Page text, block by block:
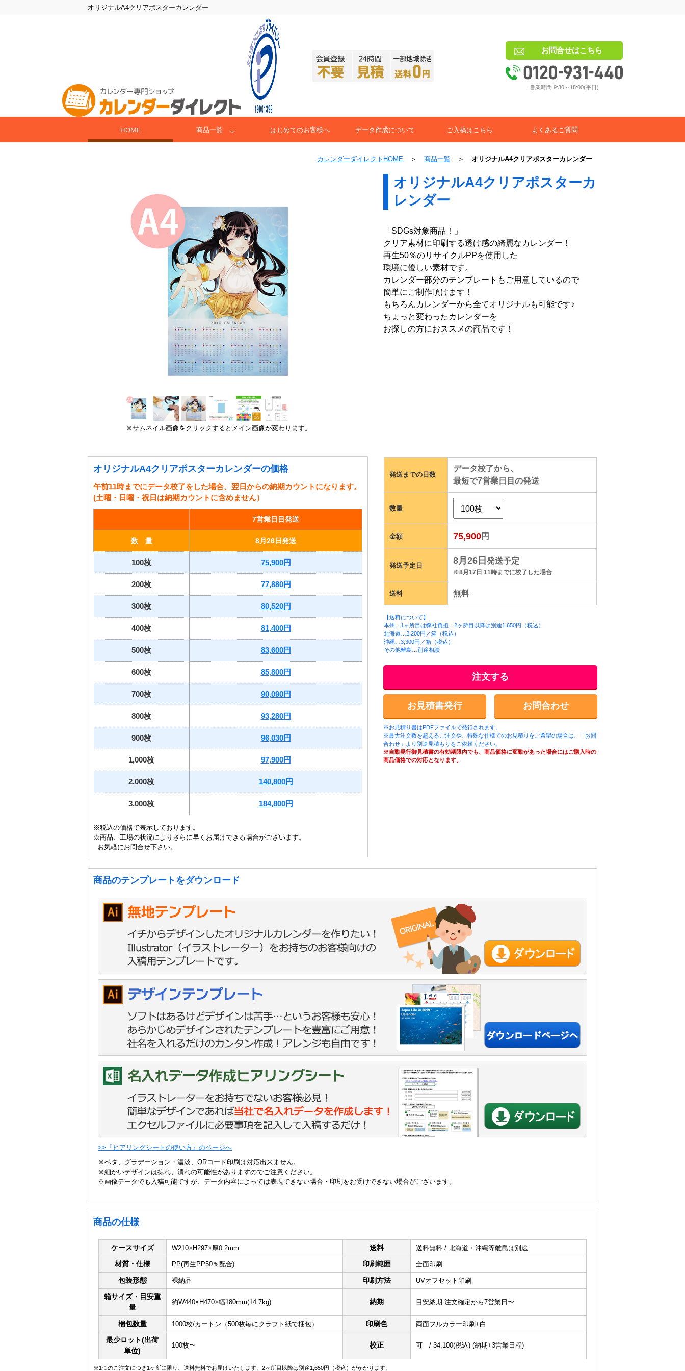
オリジナルA4クリアポスターカレンダー
お問合せはこちら
営業時間 9:30～18:00(平日)
HOME 商品一覧 はじめてのお客様へ データ作成について ご入稿はこちら よくあるご質問
カレンダーダイレクトHOME ＞ 商品一覧 ＞ オリジナルA4クリアポスターカレンダー
※サムネイル画像をクリックするとメイン画像が変わります。
オリジナルA4クリアポスターカ
レンダー
「SDGs対象商品！」
クリア素材に印刷する透け感の綺麗なカレンダー！
再生50％のリサイクルPPを使用した
環境に優しい素材です。
カレンダー部分のテンプレートもご用意しているので
簡単にご制作頂けます！
もちろんカレンダーから全てオリジナルも可能です♪
ちょっと変わったカレンダーを
お探しの方におススメの商品です！
オリジナルA4クリアポスターカレンダーの価格
午前11時までにデータ校了をした場合、翌日からの納期カウントになります。
(土曜・日曜・祝日は納期カウントに含めません）
7営業日目発送
数 量 8月26日発送
100枚 75,900円
200枚 77,880円
300枚 80,520円
400枚 81,400円
500枚 83,600円
600枚 85,800円
700枚 90,090円
800枚 93,280円
900枚 96,030円
1,000枚 97,900円
2,000枚 140,800円
3,000枚 184,800円
※税込の価格で表示しております。
※商品、工場の状況によりさらに早くお届けできる場合がございます。
お気軽にお問合せ下さい。
発送までの日数
データ校了から、
最短で7営業日目の発送
数量
金額 75,900円
発送予定日 8月26日 発送予定
※8月17日 11時までに校了した場合
送料 無料
【送料について】
本州…1ヶ所目は弊社負担、2ヶ所目以降は別途1,650円（税込）
北海道…2,200円／箱（税込）
沖縄…3,300円／箱（税込）
その他離島…別途相談
注文する
お見積書発行 お問合わせ
※お見積り書はPDFファイルで発行されます。
※最大注文数を超えるご注文や、特殊な仕様でのお見積りをご希望の場合は、「お問
合わせ」より別途見積もりをご依頼ください。
※自動発行御見積書の有効期限内でも、商品価格に変動があった場合にはご購入時の
商品価格での対応となります。
商品のテンプレートをダウンロード
>>『ヒアリングシートの使い方』のページへ
※ベタ、グラデーション・濃淡、QRコード印刷は対応出来ません。
※細かいデザインは掠れ、潰れの可能性がありますのでご注意ください。
※画像データでも入稿可能ですが、データ内容によっては表現できない場合・印刷をお受けできない場合がございます。
商品の仕様
ケースサイズ W210×H297×厚0.2mm 送料 送料無料 / 北海道・沖縄等離島は別途
材質・仕様 PP(再生PP50％配合) 印刷範囲 全面印刷
包装形態 裸納品 印刷方法 UVオフセット印刷
箱サイズ・目安重
量
約W440×H470×幅180mm(14.7kg) 納期 目安納期:注文確定から7営業日〜
梱包数量 1000枚/カートン（500枚毎にクラフト紙で梱包） 印刷色 両面フルカラー印刷+白
最少ロット(出荷
単位)
100枚〜 校正 可 / 34,100(税込) (納期+3営業日程)
※1つのご注文につき1ヶ所に限り、送料無料でお届けいたします。2ヶ所目以降は別途1,650円（税込）がかかります。